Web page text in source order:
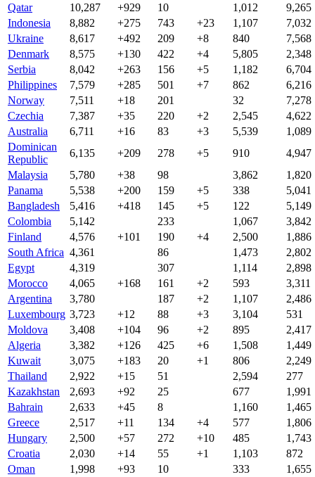
Qatar
10,287 +929 10 1,012
9,265
Indonesia
8,882 +275 743 +23 1,107
7,032
Ukraine
8,617 +492 209 +8 840
7,568
Denmark
8,575 +130 422 +4 5,805
2,348
Serbia
8,042 +263 156 +5 1,182
6,704
Philippines
7,579 +285 501 +7 862
6,216
Norway
7,511 +18 201 32
7,278
Czechia
7,387 +35 220 +2 2,545
4,622
Australia
6,711 +16 83 +3 5,539
1,089
Dominican
Republic
6,135 +209 278 +5 910
4,947
Malaysia
5,780 +38 98 3,862
1,820
Panama
5,538 +200 159 +5 338
5,041
Bangladesh
5,416 +418 145 +5 122
5,149
Colombia
5,142 233 1,067
3,842
Finland
4,576 +101 190 +4 2,500
1,886
South Africa 4,361 86 1,473
2,802
Egypt
4,319 307 1,114
2,898
Morocco
4,065 +168 161 +2 593
3,311
Argentina
3,780 187 +2 1,107
2,486
Luxembourg 3,723 +12 88 +3 3,104
531
Moldova
3,408 +104 96 +2 895
2,417
Algeria
3,382 +126 425 +6 1,508
1,449
Kuwait
3,075 +183 20 +1 806
2,249
Thailand
2,922 +15 51 2,594
277
Kazakhstan
2,693 +92 25 677
1,991
Bahrain
2,633 +45 8 1,160
1,465
Greece
2,517 +11 134 +4 577
1,806
Hungary
2,500 +57 272 +10 485
1,743
Croatia
2,030 +14 55 +1 1,103
872
Oman
1,998 +93 10 333
1,655